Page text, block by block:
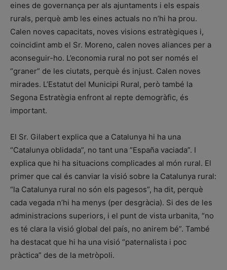
eines de governança per als ajuntaments i els espais
rurals, perquè amb les eines actuals no n’hi ha prou.
Calen noves capacitats, noves visions estratègiques i,
coincidint amb el Sr. Moreno, calen noves aliances per a
aconseguir-ho. L’economia rural no pot ser només el
“graner” de les ciutats, perquè és injust. Calen noves
mirades. L’Estatut del Municipi Rural, però també la
Segona Estratègia enfront al repte demogràfic, és
important.
El Sr. Gilabert explica que a Catalunya hi ha una
“Catalunya oblidada”, no tant una ”España vaciada”. I
explica que hi ha situacions complicades al món rural. El
primer que cal és canviar la visió sobre la Catalunya rural:
“la Catalunya rural no són els pagesos”, ha dit, perquè
cada vegada n’hi ha menys (per desgràcia). Si des de les
administracions superiors, i el punt de vista urbanita, “no
es té clara la visió global del país, no anirem bé”. També
ha destacat que hi ha una visió “paternalista i poc
pràctica” des de la metròpoli.